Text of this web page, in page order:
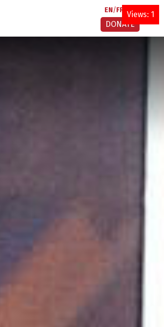
EN FR AR
DONATE
Views: 1